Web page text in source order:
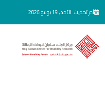
تجاوز إلى المحتوى الرئيسي
آخر تحديث: الأحد, 19 يوليو 2026